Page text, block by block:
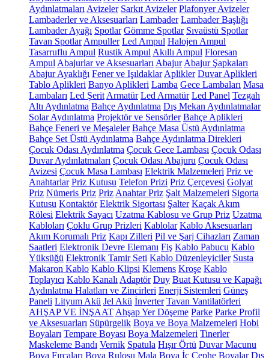
Aydınlatmaları Avizeler Sarkıt Avizeler Plafonyer Avizeler
Lambaderler ve Aksesuarları Lambader Lambader Başlığı
Lambader Ayağı Spotlar Gömme Spotlar Sıvaüstü Spotlar
Tavan Spotlar Ampuller Led Ampul Halojen Ampul
Tasarruflu Ampul Rustik Ampul Akıllı Ampul Floresan
Ampul Abajurlar ve Aksesuarları Abajur Abajur Şapkaları
Abajur Ayaklığı Fener ve Işıldaklar Aplikler Duvar Aplikleri
Tablo Aplikleri Banyo Aplikleri Lamba Gece Lambaları Masa
Lambaları Led Şerit Armatür Led Armatür Led Panel Tezgah
Altı Aydınlatma Bahçe Aydınlatma Dış Mekan Aydınlatmalar
Solar Aydınlatma Projektör ve Sensörler Bahçe Aplikleri
Bahçe Feneri ve Meşaleler Bahçe Masa Üstü Aydınlatma
Bahçe Set Üstü Aydınlatma Bahçe Aydınlatma Direkleri
Çocuk Odası Aydınlatma Çocuk Gece Lambası Çocuk Odası
Duvar Aydınlatmaları Çocuk Odası Abajuru Çocuk Odası
Avizesi Çocuk Masa Lambası Elektrik Malzemeleri Priz ve
Anahtarlar Priz Kutusu Telefon Prizi Priz Çerçevesi Golyat
Priz Nümeris Priz Priz Anahtar Priz Şalt Malzemeleri Sigorta
Kutusu Kontaktör Elektrik Sigortası Şalter Kaçak Akım
Rölesi Elektrik Sayacı Uzatma Kablosu ve Grup Priz Uzatma
Kabloları Çoklu Grup Prizleri Kablolar Kablo Aksesuarları
Akım Korumalı Priz Kapı Zilleri Pil ve Şarj Cihazları Zaman
Saatleri Elektronik Devre Elemanı Fiş Kablo Pabucu Kablo
Yüksüğü Elektronik Tamir Seti Kablo Düzenleyiciler Susta
Makaron Kablo Kablo Klipsi Klemens Kroşe Kablo
Toplayıcı Kablo Kanalı Adaptör Duy Buat Kutusu ve Kapağı
Aydınlatma Halatları ve Zincirleri Enerji Sistemleri Güneş
Paneli Lityum Akü Jel Akü İnverter Tavan Vantilatörleri
AHŞAP VE İNŞAAT Ahşap Yer Döşeme Parke Parke Profil
ve Aksesuarları Süpürgelik Boya ve Boya Malzemeleri Hobi
Boyaları Tempare Boyası Boya Malzemeleri Tinerler
Maskeleme Bandı Vernik Spatula Hışır Örtü Duvar Macunu
Boya Fırçaları Boya Rulosu Mala Boya İç Cephe Boyalar Dış